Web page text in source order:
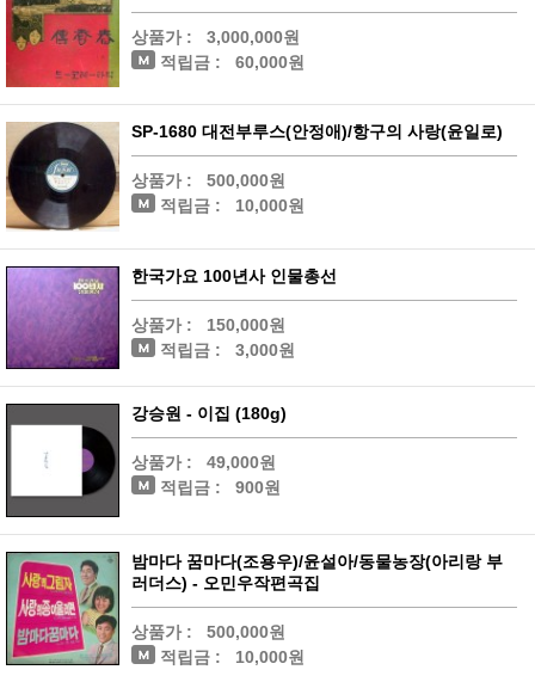
상품가 :
3,000,000원
적립금 :
60,000원
SP-1680 대전부루스(안정애)/항구의 사랑(윤일로)
상품가 :
500,000원
적립금 :
10,000원
한국가요 100년사 인물총선
상품가 :
150,000원
적립금 :
3,000원
강승원 - 이집 (180g)
상품가 :
49,000원
적립금 :
900원
밤마다 꿈마다(조용우)/윤설아/동물농장(아리랑 부
러더스) - 오민우작편곡집
상품가 :
500,000원
적립금 :
10,000원